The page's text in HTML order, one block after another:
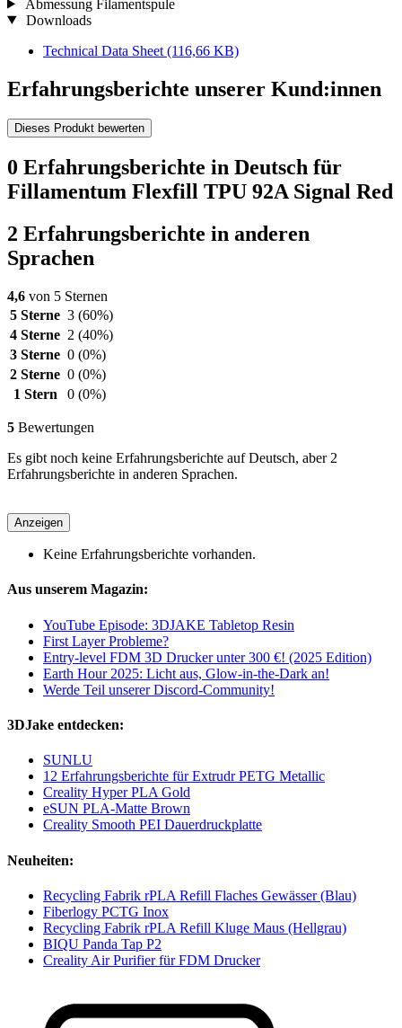
Abmessung Filamentspule
Downloads
Technical Data Sheet (116,66 KB)
Erfahrungsberichte unserer Kund:innen
Dieses Produkt bewerten
0 Erfahrungsberichte in Deutsch für
Fillamentum Flexfill TPU 92A Signal Red
2 Erfahrungsberichte in anderen
Sprachen
4,6 von 5 Sternen
5 Sterne 3 (60%)
4 Sterne 2 (40%)
3 Sterne 0 (0%)
2 Sterne 0 (0%)
1 Stern
0 (0%)
5 Bewertungen
Es gibt noch keine Erfahrungsberichte auf Deutsch, aber 2
Erfahrungsberichte in anderen Sprachen.
Anzeigen
Keine Erfahrungsberichte vorhanden.
Aus unserem Magazin:
YouTube Episode: 3DJAKE Tabletop Resin
First Layer Probleme?
Entry-level FDM 3D Drucker unter 300 €! (2025 Edition)
Earth Hour 2025: Licht aus, Glow-in-the-Dark an!
Werde Teil unserer Discord-Community!
3DJake entdecken:
SUNLU
12 Erfahrungsberichte für Extrudr PETG Metallic
Creality Hyper PLA Gold
eSUN PLA-Matte Brown
Creality Smooth PEI Dauerdruckplatte
Neuheiten:
Recycling Fabrik rPLA Refill Flaches Gewässer (Blau)
Fiberlogy PCTG Inox
Recycling Fabrik rPLA Refill Kluge Maus (Hellgrau)
BIQU Panda Tap P2
Creality Air Purifier für FDM Drucker